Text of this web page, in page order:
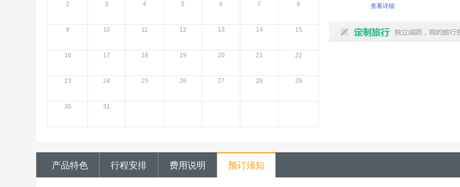
2 3 4 5 6 7 8
9 10 11 12 13 14 15
16 17 18 19 20 21 22
23 24 25 26 27 28 29
30 31
查看详细
产品特色 行程安排 费用说明 预订须知